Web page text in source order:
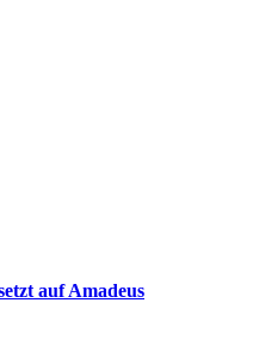
auf Amadeus